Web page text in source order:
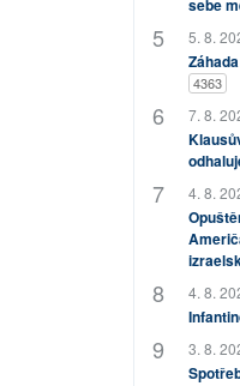
sebe
5. 8.
4363
7. 8.
4. 8.
4. 8.
3. 8.